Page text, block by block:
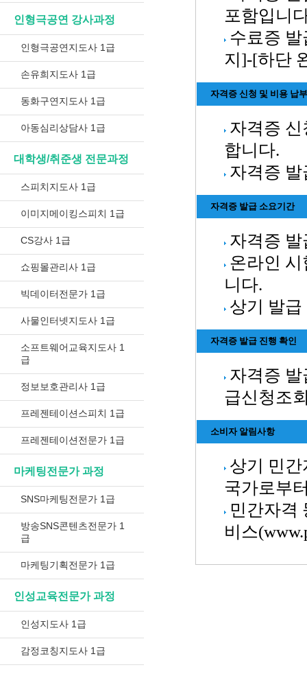
인형극공연 강사과정
인형극공연지도사 1급
손유희지도사 1급
동화구연지도사 1급
아동심리상담사 1급
대학생/취준생 전문과정
스피치지도사 1급
이미지메이킹스피치 1급
CS강사 1급
쇼핑몰관리사 1급
빅데이터전문가 1급
사물인터넷지도사 1급
소프트웨어교육지도사 1
급
정보보호관리사 1급
프레젠테이션스피치 1급
프레젠테이션전문가 1급
마케팅전문가 과정
SNS마케팅전문가 1급
방송SNS콘텐츠전문가 1
급
마케팅기획전문가 1급
인성교육전문가 과정
인성지도사 1급
감정코칭지도사 1급
포함입니
수료증
지]-[하단
자격증 신청 및 비용 납부
자격증
합니다.
자격증
자격증 발급 소요기간
자격증 발
온라인
니다.
상기 발
자격증 발급 진행 확인
자격증
급신청조
소비자 알림사항
상기 민
국가로부
민간자격
비스